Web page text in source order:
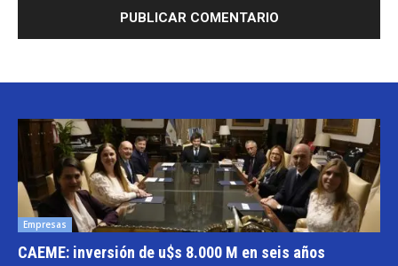
Empresas
CAEME: inversión de u$s 8.000 M en seis años